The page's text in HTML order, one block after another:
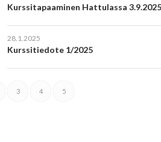
Kurssitapaaminen Hattulassa 3.9.2025
28.1.2025
Kurssitiedote 1/2025
3 4 5